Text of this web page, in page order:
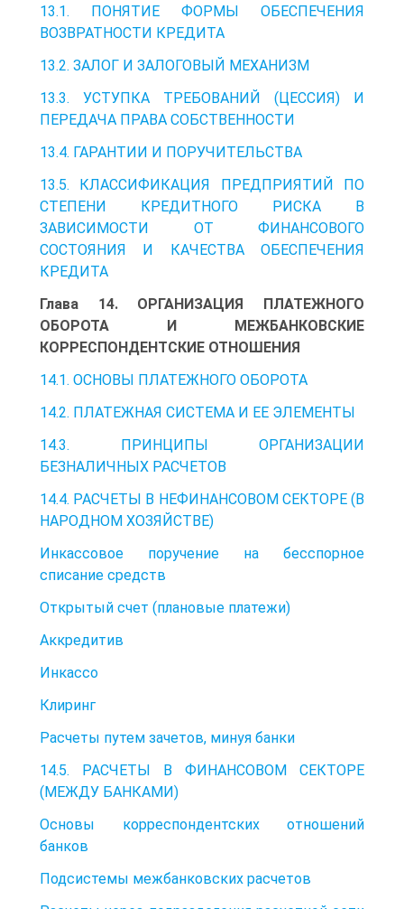
13.1. ПОНЯТИЕ ФОРМЫ ОБЕСПЕЧЕНИЯ
ВОЗВРАТНОСТИ КРЕДИТА
13.2. ЗАЛОГ И ЗАЛОГОВЫЙ МЕХАНИЗМ
13.3. УСТУПКА ТРЕБОВАНИЙ (ЦЕССИЯ) И
ПЕРЕДАЧА ПРАВА СОБСТВЕННОСТИ
13.4. ГАРАНТИИ И ПОРУЧИТЕЛЬСТВА
13.5. КЛАССИФИКАЦИЯ ПРЕДПРИЯТИЙ ПО
СТЕПЕНИ КРЕДИТНОГО РИСКА В
ЗАВИСИМОСТИ ОТ ФИНАНСОВОГО
СОСТОЯНИЯ И КАЧЕСТВА ОБЕСПЕЧЕНИЯ
КРЕДИТА
Глава 14. ОРГАНИЗАЦИЯ ПЛАТЕЖНОГО
ОБОРОТА И МЕЖБАНКОВСКИЕ
КОРРЕСПОНДЕНТСКИЕ ОТНОШЕНИЯ
14.1. ОСНОВЫ ПЛАТЕЖНОГО ОБОРОТА
14.2. ПЛАТЕЖНАЯ СИСТЕМА И ЕЕ ЭЛЕМЕНТЫ
14.3. ПРИНЦИПЫ ОРГАНИЗАЦИИ
БЕЗНАЛИЧНЫХ РАСЧЕТОВ
14.4. РАСЧЕТЫ В НЕФИНАНСОВОМ СЕКТОРЕ (В
НАРОДНОМ ХОЗЯЙСТВЕ)
Инкассовое поручение на бесспорное
списание средств
Открытый счет (плановые платежи)
Аккредитив
Инкассо
Клиринг
Расчеты путем зачетов, минуя банки
14.5. РАСЧЕТЫ В ФИНАНСОВОМ СЕКТОРЕ
(МЕЖДУ БАНКАМИ)
Основы корреспондентских отношений
банков
Подсистемы межбанковских расчетов